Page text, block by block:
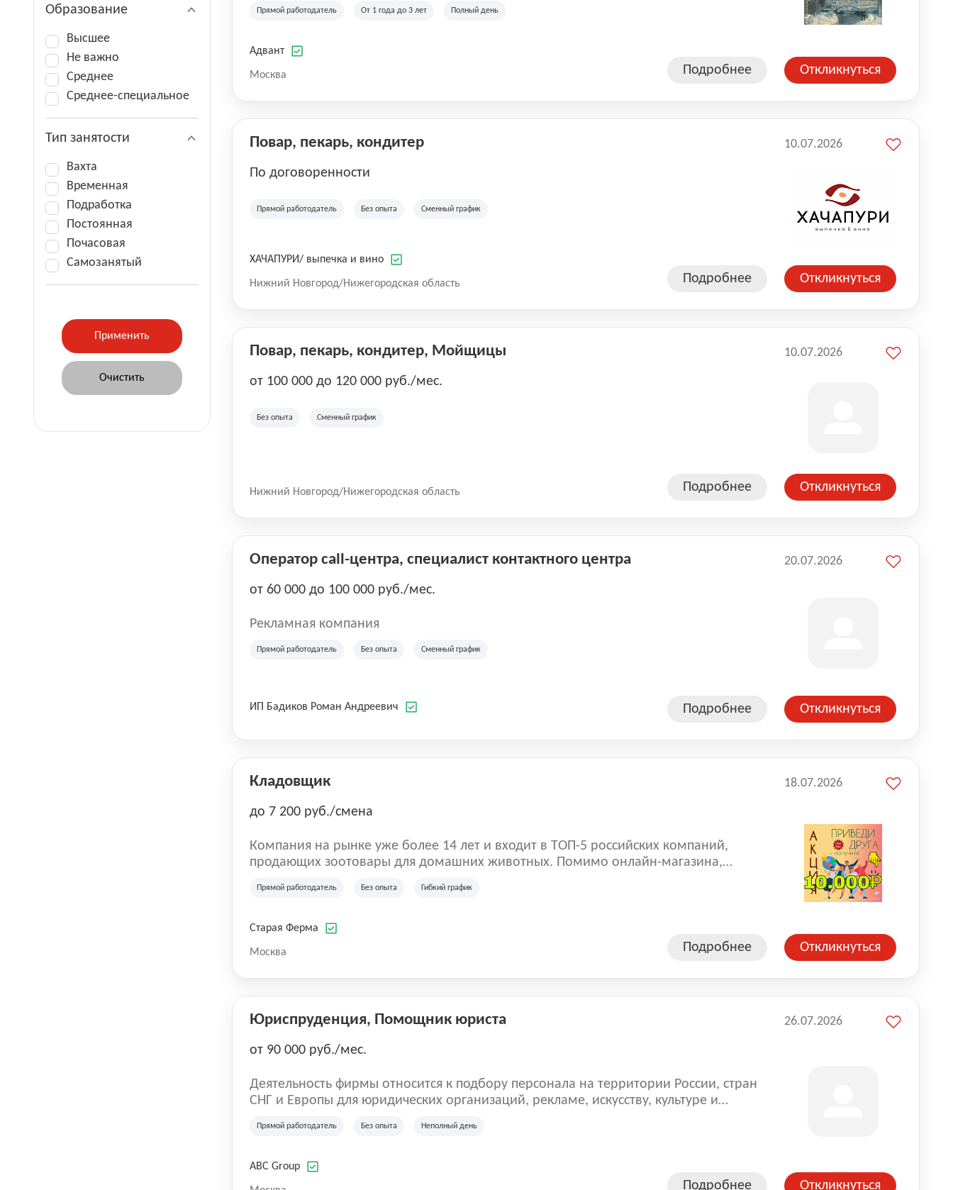
Образование
Высшее
Не важно
Среднее
Среднее-специальное
Тип занятости
Вахта
Временная
Подработка
Постоянная
Почасовая
Самозанятый
на территории России, Казахстана и Беларуси, сотрудничая с компаниями из
Прямой работодатель От 1 года до 3 лет Полный день
Адвант
Москва Подробнее Откликнуться
Повар, пекарь, кондитер
По договоренности
Прямой работодатель Без опыта Сменный график
ХАЧАПУРИ/ выпечка и вино
Нижний Новгород/Нижегородская область Подробнее
10.07.2026
Откликнуться
Повар, пекарь, кондитер, Мойщицы
от 100 000 до 120 000 руб./мес.
Без опыта Сменный график
Нижний Новгород/Нижегородская область Подробнее
10.07.2026
Откликнуться
Оператор call-центра, специалист контактного центра
от 60 000 до 100 000 руб./мес.
Рекламная компания
Прямой работодатель Без опыта Сменный график
ИП Бадиков Роман Андреевич Подробнее
20.07.2026
Откликнуться
Кладовщик
до 7 200 руб./смена
Компания на рынке уже более 14 лет и входит в ТОП-5 российских компаний,
продающих зоотовары для домашних животных. Помимо онлайн-магазина,
крупнейших маркетплейсах России (Wildberries, Ozon, Яндекс. Маркет и
товаров по всей территории России и за ее пределами. У компании более 18 000
SKU, премиальные бренды кормов и собственные СТМ.
Прямой работодатель Без опыта Гибкий график
Старая Ферма
Москва Подробнее
18.07.2026
Откликнуться
Юриспруденция, Помощник юриста
от 90 000 руб./мес.
Деятельность фирмы относится к подбору персонала на территории России, стран
СНГ и Европы для юридических организаций, рекламе, искусству, культуре и
Прямой работодатель Без опыта Неполный день
ABC Group
Подробнее
26.07.2026
Откликнуться